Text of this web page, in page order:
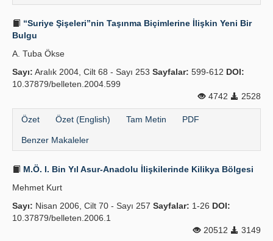
“Suriye Şişeleri”nin Taşınma Biçimlerine İlişkin Yeni Bir
Bulgu
A. Tuba Ökse
Sayı: Aralık 2004, Cilt 68 - Sayı 253 Sayfalar: 599-612 DOI:
10.37879/belleten.2004.599
4742
2528
Özet Özet (English) Tam Metin PDF
Benzer Makaleler
M.Ö. I. Bin Yıl Asur-Anadolu İlişkilerinde Kilikya Bölgesi
Mehmet Kurt
Sayı: Nisan 2006, Cilt 70 - Sayı 257 Sayfalar: 1-26 DOI:
10.37879/belleten.2006.1
20512
3149